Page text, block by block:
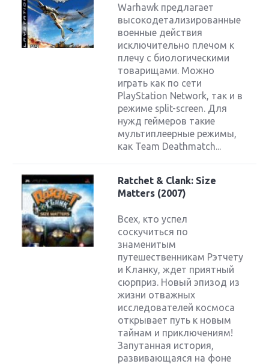
Warhawk предлагает
высокодетализированные
военные действия
исключительно плечом к
плечу с биологическими
товарищами. Можно
играть как по сети
PlayStation Network, так и в
режиме split-screen. Для
нужд геймеров такие
мультиплеерные режимы,
как Team Deathmatch...
Ratchet & Clank: Size
Matters (2007)
Всех, кто успел
соскучиться по
знаменитым
путешественникам Рэтчету
и Кланку, ждет приятный
сюрприз. Новый эпизод из
жизни отважных
исследователей космоса
открывает путь к новым
тайнам и приключениям!
Запутанная история,
развивающаяся на фоне